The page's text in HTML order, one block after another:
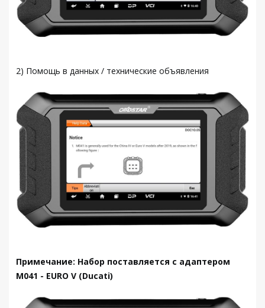
2) Помощь в данных / технические объявления
Примечание: Набор поставляется с адаптером
M041 - EURO V (Ducati)